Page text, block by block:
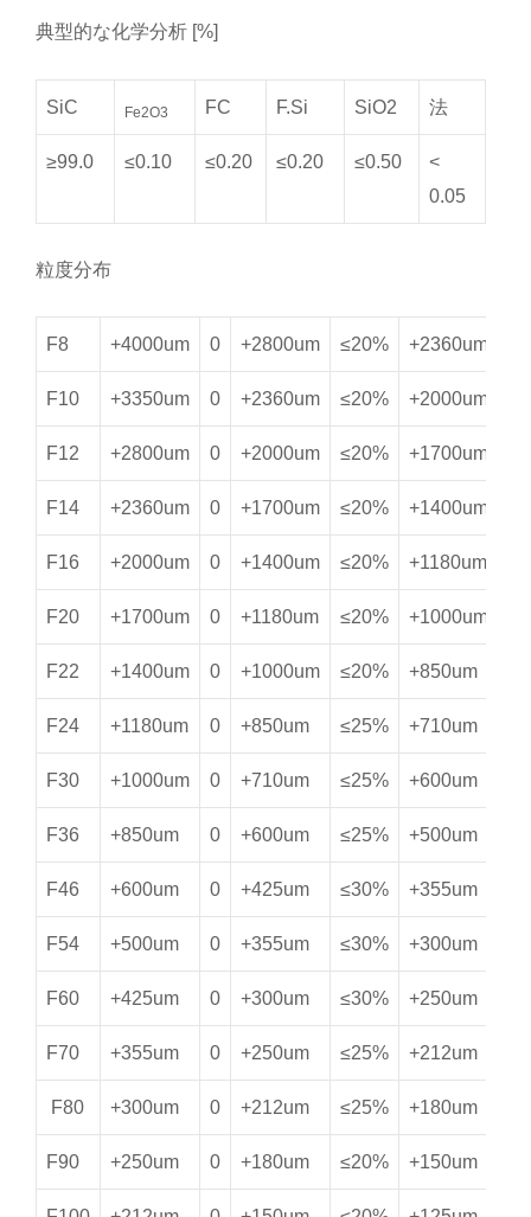
典型的な化学分析 [%]
SiC Fe2O3 FC F.Si SiO2 法
≥99.0 ≤0.10 ≤0.20 ≤0.20 ≤0.50
<
0.05
粒度分布
F8 +4000um 0 +2800um ≤20% +2360um
F10 +3350um 0 +2360um ≤20% +2000um
F12 +2800um 0 +2000um ≤20% +1700um
F14 +2360um 0 +1700um ≤20% +1400um
F16 +2000um 0 +1400um ≤20% +1180um
F20 +1700um 0 +1180um ≤20% +1000um
F22 +1400um 0 +1000um ≤20% +850um
F24 +1180um 0 +850um ≤25% +710um
F30 +1000um 0 +710um ≤25% +600um
F36 +850um 0 +600um ≤25% +500um
F46 +600um 0 +425um ≤30% +355um
F54 +500um 0 +355um ≤30% +300um
F60 +425um 0 +300um ≤30% +250um
F70 +355um 0 +250um ≤25% +212um
F80 +300um 0 +212um ≤25% +180um
F90 +250um 0 +180um ≤20% +150um